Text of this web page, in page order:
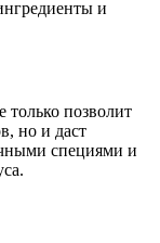
и
позволит
но и даст
специями и